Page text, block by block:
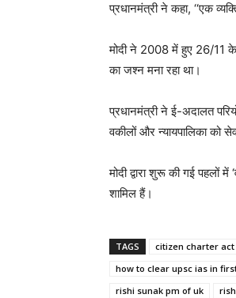
प्रधानमंत्री ने कहा, ‘‘एक
मोदी ने 2008 में हुए 26/11 के
का जश्न मना रहा था।
प्रधानमंत्री ने ई-अदालत
वकीलों और न्यायपालिका को
मोदी द्वारा शुरू की गई पहलों
शामिल हैं।
TAGS citizen charter act
how to clear upsc ias in
rishi sunak pm of uk